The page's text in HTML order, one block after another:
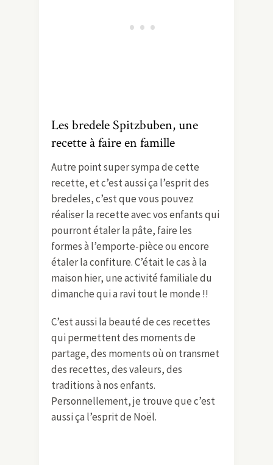
Les bredele Spitzbuben, une
recette à faire en famille
Autre point super sympa de cette
recette, et c’est aussi ça l’esprit des
bredeles, c’est que vous pouvez
réaliser la recette avec vos enfants qui
pourront étaler la pâte, faire les
formes à l’emporte-pièce ou encore
étaler la confiture. C’était le cas à la
maison hier, une activité familiale du
dimanche qui a ravi tout le monde !!
C’est aussi la beauté de ces recettes
qui permettent des moments de
partage, des moments où on transmet
des recettes, des valeurs, des
traditions à nos enfants.
Personnellement, je trouve que c’est
aussi ça l’esprit de Noël.